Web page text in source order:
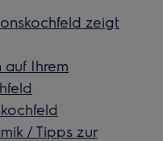
zeigt
auf Ihrem
/ Tipps zur